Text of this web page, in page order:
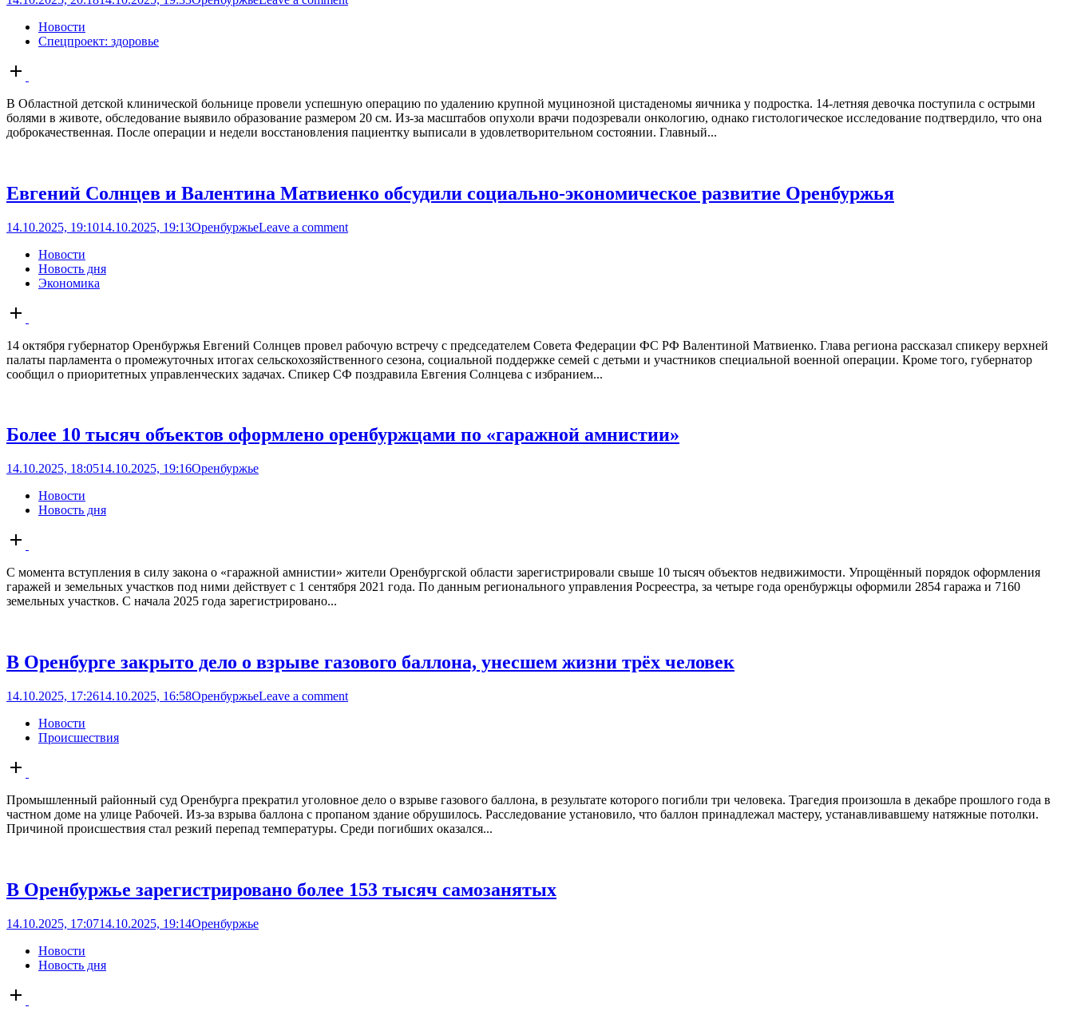
Новости
Спецпроект: здоровье
Open
post
В Областной детской клинической больнице провели успешную операцию по удалению крупной муцинозной цистаденомы яичника у подростка. 14-летняя девочка поступила с острыми
болями в животе, обследование выявило образование размером 20 см. Из-за масштабов опухоли врачи подозревали онкологию, однако гистологическое исследование подтвердило, что она
доброкачественная. После операции и недели восстановления пациентку выписали в удовлетворительном состоянии. Главный...
Евгений Солнцев и Валентина Матвиенко обсудили социально-экономическое развитие Оренбуржья
14.10.2025, 19:1014.10.2025, 19:13ОренбуржьеLeave a comment
Новости
Новость дня
Экономика
Open
post
14 октября губернатор Оренбуржья Евгений Солнцев провел рабочую встречу с председателем Совета Федерации ФС РФ Валентиной Матвиенко. Глава региона рассказал спикеру верхней
палаты парламента о промежуточных итогах сельскохозяйственного сезона, социальной поддержке семей с детьми и участников специальной военной операции. Кроме того, губернатор
сообщил о приоритетных управленческих задачах. Спикер СФ поздравила Евгения Солнцева с избранием...
Более 10 тысяч объектов оформлено оренбуржцами по «гаражной амнистии»
14.10.2025, 18:0514.10.2025, 19:16Оренбуржье
Новости
Новость дня
Open
post
С момента вступления в силу закона о «гаражной амнистии» жители Оренбургской области зарегистрировали свыше 10 тысяч объектов недвижимости. Упрощённый порядок оформления
гаражей и земельных участков под ними действует с 1 сентября 2021 года. По данным регионального управления Росреестра, за четыре года оренбуржцы оформили 2854 гаража и 7160
земельных участков. С начала 2025 года зарегистрировано...
В Оренбурге закрыто дело о взрыве газового баллона, унесшем жизни трёх человек
14.10.2025, 17:2614.10.2025, 16:58ОренбуржьеLeave a comment
Новости
Происшествия
Open
post
Промышленный районный суд Оренбурга прекратил уголовное дело о взрыве газового баллона, в результате которого погибли три человека. Трагедия произошла в декабре прошлого года в
частном доме на улице Рабочей. Из-за взрыва баллона с пропаном здание обрушилось. Расследование установило, что баллон принадлежал мастеру, устанавливавшему натяжные потолки.
Причиной происшествия стал резкий перепад температуры. Среди погибших оказался...
В Оренбуржье зарегистрировано более 153 тысяч самозанятых
14.10.2025, 17:0714.10.2025, 19:14Оренбуржье
Новости
Новость дня
Open
post